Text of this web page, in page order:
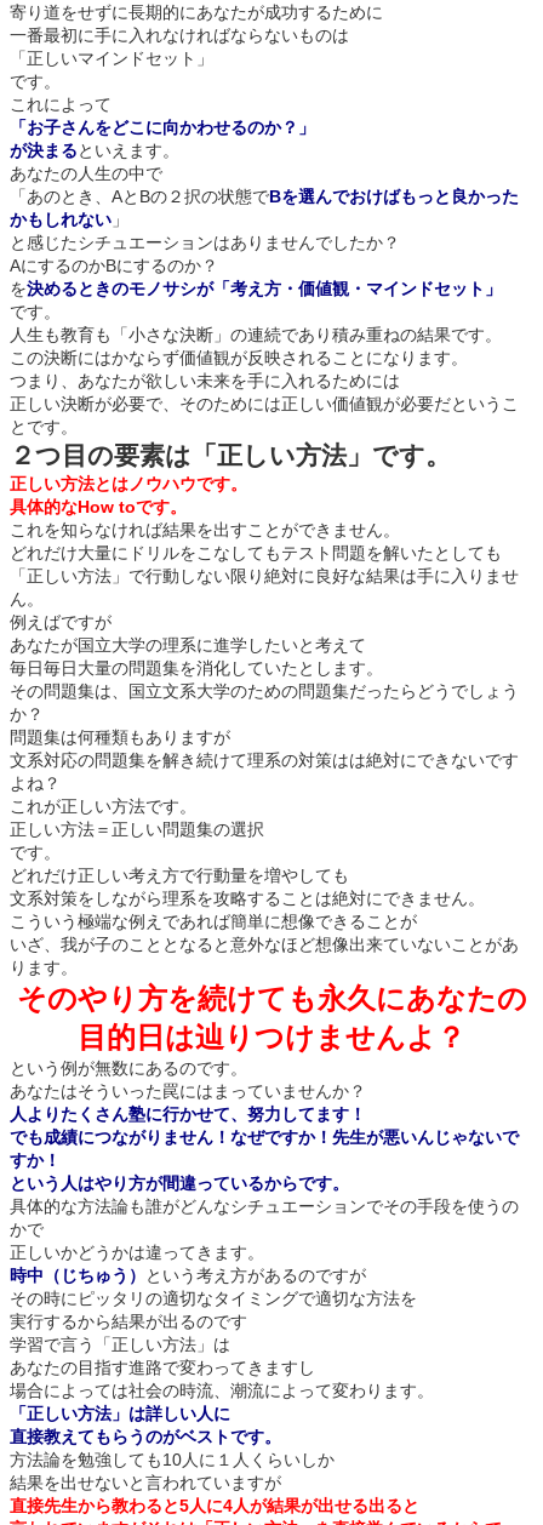
寄り道をせずに長期的にあなたが成功するために
一番最初に手に入れなければならないものは
「正しいマインドセット」
です。
これによって
「お子さんをどこに向かわせるのか？」
が決まるといえます。
あなたの人生の中で
「あのとき、AとBの２択の状態でBを選んでおけばもっと良かった
かもしれない 」
と感じたシチュエーションはありませんでしたか？
AにするのかBにするのか？
を決めるときのモノサシが「考え方・価値観・マインドセット」
です。
人生も教育も「小さな決断」の連続であり積み重ねの結果です。
この決断にはかならず価値観が反映されることになります。
つまり、あなたが欲しい未来を手に入れるためには
正しい決断が必要で、そのためには正しい価値観が必要だというこ
とです。
２つ目の要素は「正しい方法」です。
正しい方法とはノウハウです。
具体的なHow toです。
これを知らなければ結果を出すことができません。
どれだけ大量にドリルをこなしてもテスト問題を解いたとしても
「正しい方法」で行動しない限り絶対に良好な結果は手に入りませ
ん。
例えばですが
あなたが国立大学の理系に進学したいと考えて
毎日毎日大量の問題集を消化していたとします。
その問題集は、国立文系大学のための問題集だったらどうでしょう
か？
問題集は何種類もありますが
文系対応の問題集を解き続けて理系の対策はは絶対にできないです
よね？
これが正しい方法です。
正しい方法＝正しい問題集の選択
です。
どれだけ正しい考え方で行動量を増やしても
文系対策をしながら理系を攻略することは絶対にできません。
こういう極端な例えであれば簡単に想像できることが
いざ、我が子のこととなると意外なほど想像出来ていないことがあ
ります。
そのやり方を続けても永久にあなたの
目的日は辿りつけませんよ？
という例が無数にあるのです。
あなたはそういった罠にはまっていませんか？
人よりたくさん塾に行かせて、努力してます！
でも成績につながりません！なぜですか！先生が悪いんじゃないで
すか！
という人はやり方が間違っているからです。
具体的な方法論も誰がどんなシチュエーションでその手段を使うの
かで
正しいかどうかは違ってきます。
時中（じちゅう）
という考え方があるのですが
その時にピッタリの適切なタイミングで適切な方法を
実行するから結果が出るのです
学習で言う「正しい方法」は
あなたの目指す進路で変わってきますし
場合によっては社会の時流、潮流によって変わります。
「正しい方法」は詳しい人に
直接教えてもらうのがベストです。
方法論を勉強しても10人に１人くらいしか
結果を出せないと言われていますが
直接先生から教わると5人に4人が結果が出せる出ると